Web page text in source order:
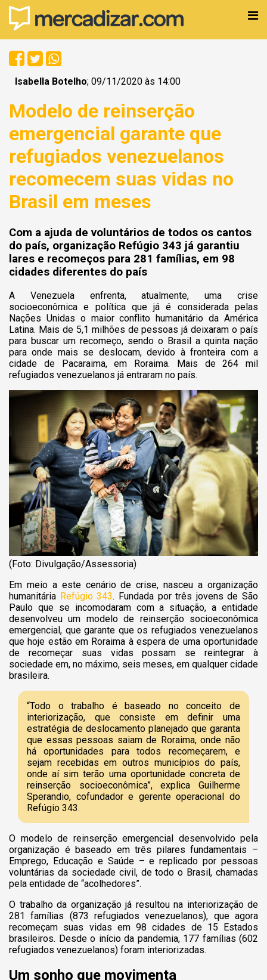
Isabella Botelho; 09/11/2020 às 14:00
Modelo de reinserção
emergencial garante que
refugiados venezuelanos
recomecem suas vidas no
Brasil em meses
Com a ajuda de voluntários de todos os cantos
do país, organização Refúgio 343 já garantiu
lares e recomeços para 281 famílias, em 98
cidades diferentes do país
A Venezuela enfrenta, atualmente, uma crise
socioeconômica e política que já é considerada pelas
Nações Unidas o maior conflito humanitário da América
Latina. Mais de 5,1 milhões de pessoas já deixaram o país
para buscar um recomeço, sendo o Brasil a quinta nação
para onde mais se deslocam, devido à fronteira com a
cidade de Pacaraima, em Roraima. Mais de 264 mil
refugiados venezuelanos já entraram no país.
(Foto: Divulgação/Assessoria)
Em meio a este cenário de crise, nasceu a organização
humanitária Refúgio 343. Fundada por três jovens de São
Paulo que se incomodaram com a situação, a entidade
desenvolveu um modelo de reinserção socioeconômica
emergencial, que garante que os refugiados venezuelanos
que hoje estão em Roraima à espera de uma oportunidade
de recomeçar suas vidas possam se reintegrar à
sociedade em, no máximo, seis meses, em qualquer cidade
brasileira.
“Todo o trabalho é baseado no conceito de
interiorização, que consiste em definir uma
estratégia de deslocamento planejado que garanta
que essas pessoas saiam de Roraima, onde não
há oportunidades para todos recomeçarem, e
sejam recebidas em outros municípios do país,
onde aí sim terão uma oportunidade concreta de
reinserção socioeconômica”, explica Guilherme
Sperandio, cofundador e gerente operacional do
Refúgio 343.
O modelo de reinserção emergencial desenvolvido pela
organização é baseado em três pilares fundamentais –
Emprego, Educação e Saúde – e replicado por pessoas
voluntárias da sociedade civil, de todo o Brasil, chamadas
pela entidade de “acolhedores”.
O trabalho da organização já resultou na interiorização de
281 famílias (873 refugiados venezuelanos), que agora
recomeçam suas vidas em 98 cidades de 15 Estados
brasileiros. Desde o início da pandemia, 177 famílias (602
refugiados venezuelanos) foram interiorizadas.
Um sonho que movimenta